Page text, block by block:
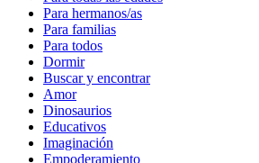
Para hermanos/as
Para familias
Para todos
Dormir
Buscar y encontrar
Amor
Dinosaurios
Educativos
Imaginación
Empoderamiento